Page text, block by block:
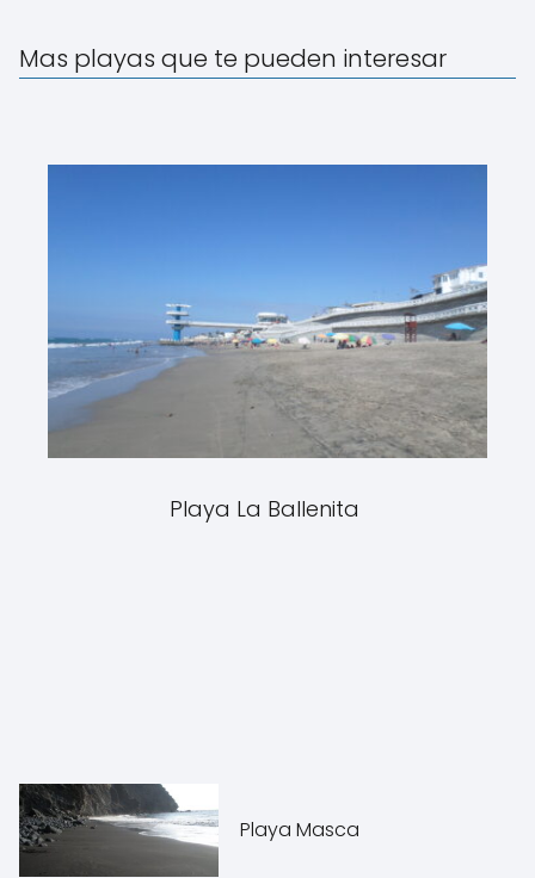
Mas playas que te pueden interesar
Playa La Ballenita
Playa Masca